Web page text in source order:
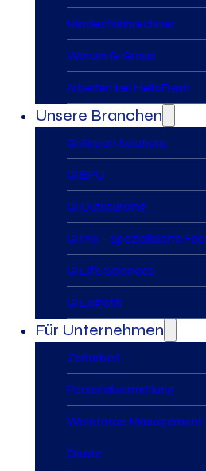
Mindestlohnrechner
Warum Gi Group
Arbeiten bei HelloFresh
Unsere Branchen
Gi Airport Solutions
Gi BPO
Gi Outsourcing
Gi Pro – Spezialisierte
Gi Life Sciences
Gi Logistik
Für Unternehmen
Zeitarbeit
Personalvermittlung
Workforce Management
Onsite